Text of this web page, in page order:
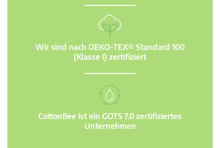
Wir sind nach OEKO-TEX® Standard 100
(Klasse I) zertifiziert
CottonBee ist ein GOTS 7.0 zertifiziertes
Unternehmen